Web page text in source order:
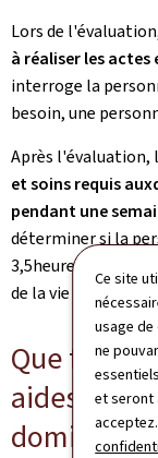
Ce site
usage
ne
et seront
Lors de
à réaliser les actes
interroge la
besoin, une
Après l'évaluation,
et soins requis
pendant une
déterminer si la
3,5heures/semaine
de la vie (AEV).
Que faire
aides et
domicile?